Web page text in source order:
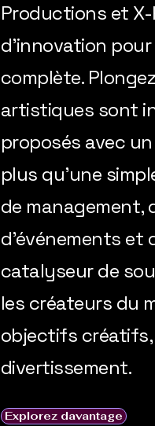
Productions et X-
d'innovation
complète.
artistiques sont
proposés avec
plus qu'une
de management,
d'événements et
catalyseur de
les créateurs du
objectifs
divertissement.
Explorez davantage